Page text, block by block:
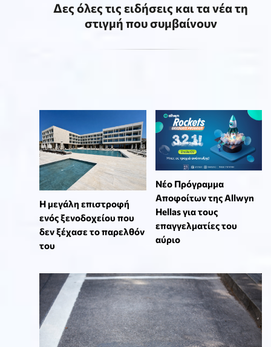
Δες όλες τις ειδήσεις και τα νέα τη
στιγμή που συμβαίνουν
Η μεγάλη επιστροφή
ενός ξενοδοχείου που
δεν ξέχασε το παρελθόν
του
Νέο Πρόγραμμα
Αποφοίτων της Allwyn
Hellas για τους
επαγγελματίες του
αύριο